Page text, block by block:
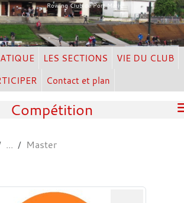
Rowing Club de Port Marly
LES SECTIONS
VIE DU CLUB
Contact et plan
Compétition
Master
des cookies